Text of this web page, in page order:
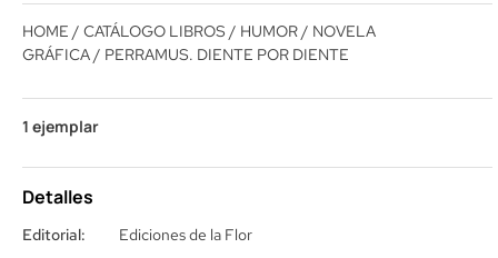
HOME / CATÁLOGO LIBROS / HUMOR / NOVELA
GRÁFICA/ PERRAMUS. DIENTE POR DIENTE
1 ejemplar
Detalles
Editorial:
Ediciones de la Flor